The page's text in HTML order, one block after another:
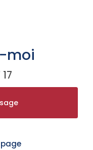
moi